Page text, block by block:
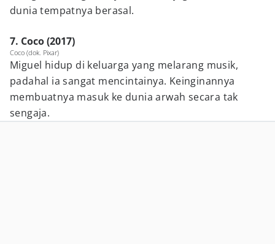
dunia tempatnya berasal.
7. Coco (2017)
Coco (dok. Pixar)
Miguel hidup di keluarga yang melarang musik,
padahal ia sangat mencintainya. Keinginannya
membuatnya masuk ke dunia arwah secara tak
sengaja.